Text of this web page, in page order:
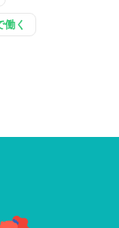
働く